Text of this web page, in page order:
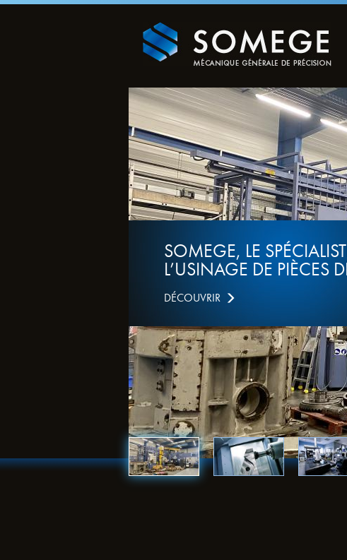
SOMEGE, LE SPÉCIALISTE
L’USINAGE DE PIÈCES DE
DÉCOUVRIR